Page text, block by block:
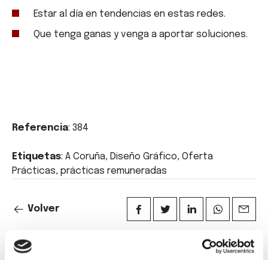
Estar al día en tendencias en estas redes.
Que tenga ganas y venga a aportar soluciones.
Referencia: 384
Etiquetas: A Coruña, Diseño Gráfico, Oferta
Prácticas, prácticas remuneradas
Volver